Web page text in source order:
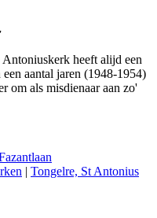
heeft alijd een
aantal jaren (1948-1954)
om als misdienaar aan zo'
| Tongelre, St Antonius